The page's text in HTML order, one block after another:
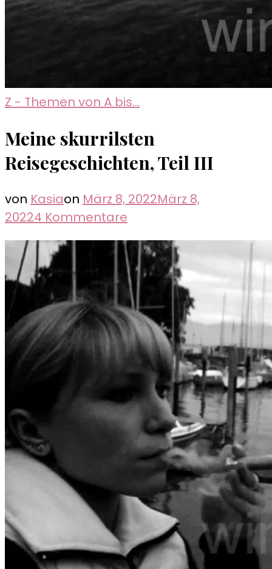
Z - Themen von A bis...
Meine skurrilsten
Reisegeschichten, Teil III
von Kasiaon März 8, 2022März 8,
20224 Kommentare
skurrilsten
Reisegeschichten,
Teil
III